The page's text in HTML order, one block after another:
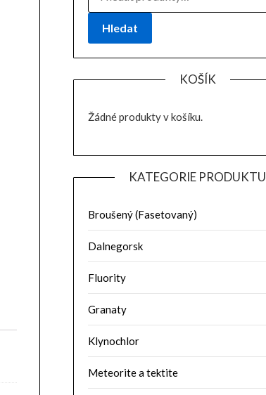
Hledat
KOŠÍK
Žádné produkty v košíku.
KATEGORIE PRODUKTU
Broušený (Fasetovaný)
Dalnegorsk
Fluority
Granaty
Klynochlor
Meteorite a tektite